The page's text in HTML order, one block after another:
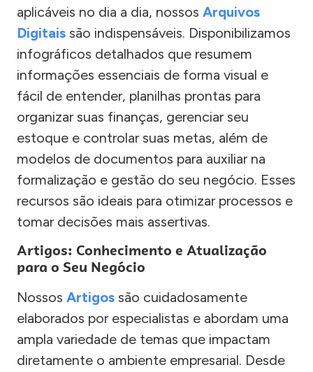
aplicáveis no dia a dia, nossos Arquivos
Digitais são indispensáveis. Disponibilizamos
infográficos detalhados que resumem
informações essenciais de forma visual e
fácil de entender, planilhas prontas para
organizar suas finanças, gerenciar seu
estoque e controlar suas metas, além de
modelos de documentos para auxiliar na
formalização e gestão do seu negócio. Esses
recursos são ideais para otimizar processos e
tomar decisões mais assertivas.
Artigos: Conhecimento e Atualização
para o Seu Negócio
Nossos Artigos são cuidadosamente
elaborados por especialistas e abordam uma
ampla variedade de temas que impactam
diretamente o ambiente empresarial. Desde